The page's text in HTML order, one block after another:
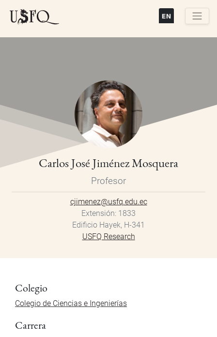
Carlos José Jiménez Mosquera
Profesor
cjimenez@usfq.edu.ec
Extensión 1833
Edificio Hayek, H-341
USFQ Research
Colegio
Colegio de Ciencias e Ingenierías
Carrera